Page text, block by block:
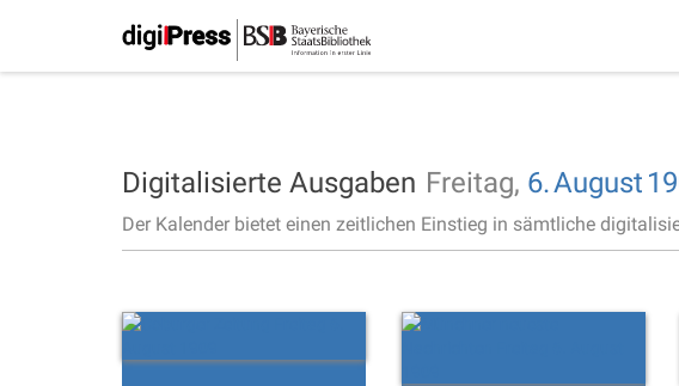
Digitalisierte Ausgaben Freitag, 6.August
Der Kalender bietet einen zeitlichen Einstieg in sämtliche